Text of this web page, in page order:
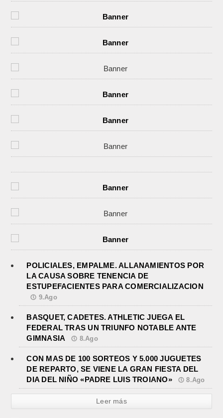
POLICIALES, EMPALME. ALLANAMIENTOS POR
LA CAUSA SOBRE TENENCIA DE
ESTUPEFACIENTES PARA COMERCIALIZACION
9.Ago
BASQUET, CADETES. ATHLETIC JUEGA EL
FEDERAL TRAS UN TRIUNFO NOTABLE ANTE
GIMNASIA
8.Ago
CON MAS DE 100 SORTEOS Y 5.000 JUGUETES
DE REPARTO, SE VIENE LA GRAN FIESTA DEL
DIA DEL NIÑO «PADRE LUIS TROIANO»
8.Ago
Leer más